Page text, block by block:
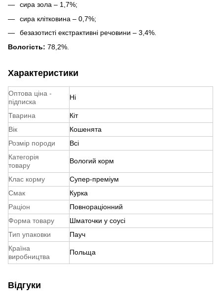
сира зола – 1,7%;
сира клітковина – 0,7%;
безазотисті екстрактивні речовини – 3,4%.
Вологість: 78,2%.
Характеристики
Оптова ціна -
підписка
Ні
Тварина
Кіт
Вік
Кошенята
Розмір породи
Всі
Категорія
товару
Вологий корм
Клас корму
Супер-преміум
Смак
Курка
Раціон
Повнораціонний
Форма товару
Шматочки у соусі
Тип упаковки
Пауч
Країна
виробництва
Польща
Відгуки